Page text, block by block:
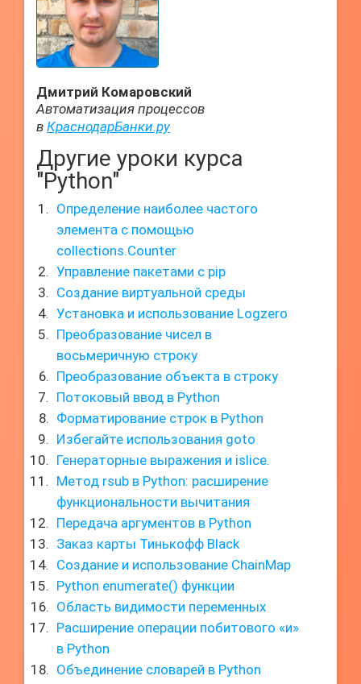
Дмитрий Комаровский
Автоматизация процессов
в КраснодарБанки.ру
Другие уроки курса
"Python"
Определение наиболее частого
элемента с помощью
collections.Counter
Управление пакетами с pip
Создание виртуальной среды
Установка и использование Logzero
Преобразование чисел в
восьмеричную строку
Преобразование объекта в строку
Потоковый ввод в Python
Форматирование строк в Python
Избегайте использования goto
Генераторные выражения и islice.
Метод rsub в Python: расширение
функциональности вычитания
Передача аргументов в Python
Заказ карты Тинькофф Black
Создание и использование ChainMap
Python enumerate() функции
Область видимости переменных
Расширение операции побитового «и»
в Python
Объединение словарей в Python